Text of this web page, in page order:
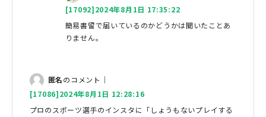
[17092]2024年8月1日 17:35:22
簡易書留で届いているのかどうかは聞いたことあ
りません。
匿名のコメント｜
[17086]2024年8月1日 12:28:16
プロのスポーツ選手のインスタに「しょうもないプレイする